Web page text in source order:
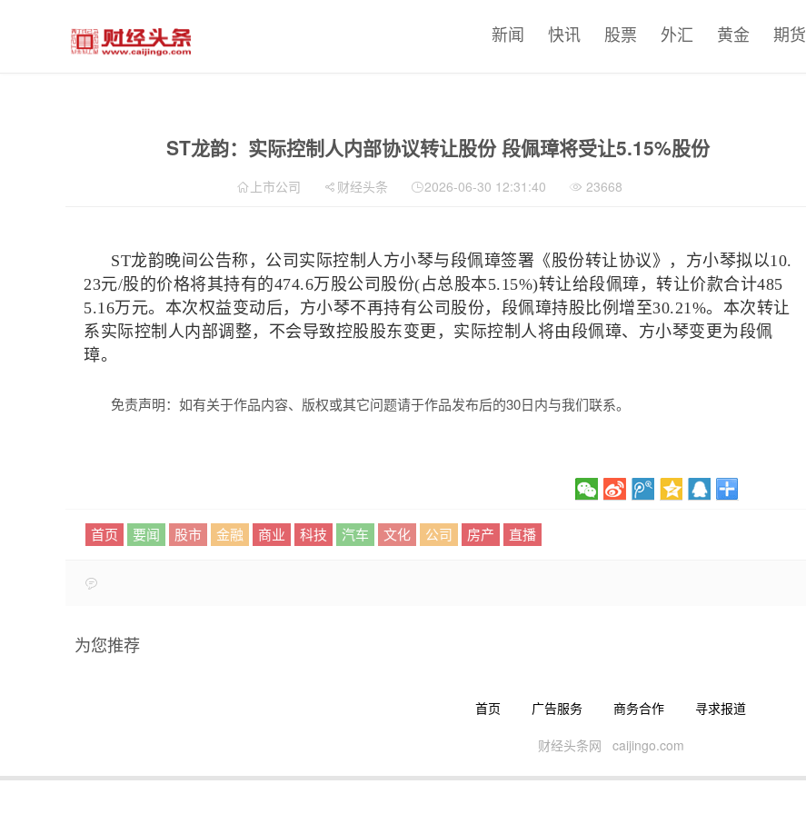
新闻 快讯 股票 外汇 黄金 期货
ST龙韵：实际控制人内部协议转让股份 段佩璋将受让5.15%股份
上市公司 财经头条 2026-06-30 12:31:40 23668
ST龙韵晚间公告称，公司实际控制人方小琴与段佩璋签署《股份转让协议》，方小琴拟以10.
23元/股的价格将其持有的474.6万股公司股份(占总股本5.15%)转让给段佩璋，转让价款合计485
5.16万元。本次权益变动后，方小琴不再持有公司股份，段佩璋持股比例增至30.21%。本次转让
系实际控制人内部调整，不会导致控股股东变更，实际控制人将由段佩璋、方小琴变更为段佩
璋。
免责声明：如有关于作品内容、版权或其它问题请于作品发布后的30日内与我们联系。
首页 要闻 股市 金融 商业 科技 汽车 文化 公司 房产 直播
为您推荐
首页 广告服务 商务合作 寻求报道
财经头条网 caijingo.com